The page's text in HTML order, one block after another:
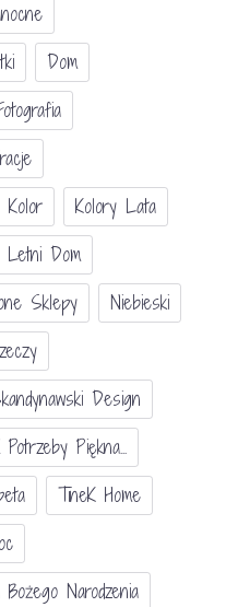
KOLORU
Dom
Kolor
Kolory Lata
Letni Dom
Sklepy
Niebieski
Design
Piękna...
TineK Home
Bożego Narodzenia